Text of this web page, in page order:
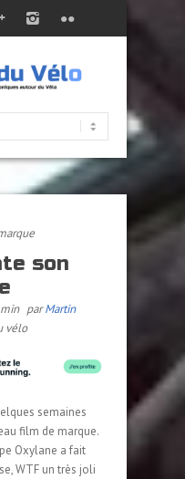
son
parMartin
vélo
semaines
film de marque.
Oxylane a fait
WTF un très joli